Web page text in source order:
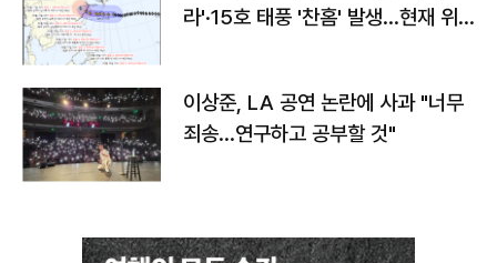
라'·15호 태풍 '찬홈' 발생…현재 위
이상준, LA 공연 논란에 사과 "너무
죄송…연구하고 공부할 것"